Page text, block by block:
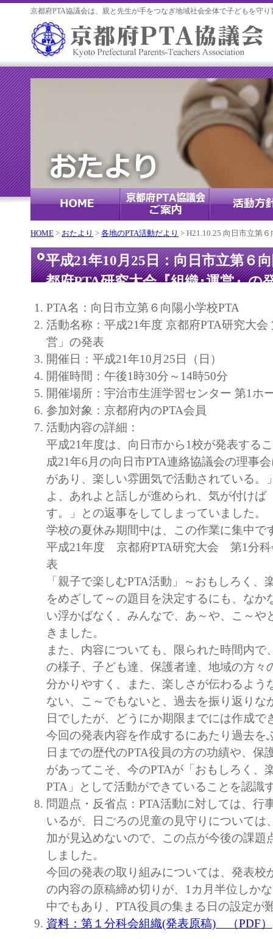
京都府PTA協議会は、親と先生が手をつなぎ地域社会全体で子どもを守
HOME > おたより > 各地のPTA活動だより > H21.10.25 向日市立第
平成21年10月25日：向日市立第６
都府PTA研究大会『組織･運営』の
PTA名：向日市立第６向陽小学校PTA
活動名称：平成21年度 京都府PTA研究大会
営」の発表
開催日：平成21年10月25日（日）
開催時間：午後1時30分～14時50分
開催場所：宇治市生涯学習センター 第1ホ
参加対象：京都府内のPTA会員
活動内容の詳細：
平成21年度は、向日市から1校が発表する
成21年6月の向日市PTA連絡協議会の理事
があり、楽しい雰囲気で活動されている。
よ、あれよと話しが進められ、気が付けば
す。」との返事をしてしまっていました。
学校の夏休み期間中は、この作業に集中で
平成21年度 京都府PTA研究大会 第1分科
表
「親子で楽しむPTA活動」～おもしろく、
をめざして～の題目を決定するにも、なか
い浮かばなく、みんなで、あ～や、こ～や
きました。
また、内容についても、限られた時間内で
の様子、子ども達、保護者達、地域の方々
分かりやすく、また、楽しさが伝わるよう
ない、こ～でもないと、過去を振り返りな
日でしたが、どうにか期限までには作成で
今回の発表内容を作成するにあたり過去を
日までの歴代のPTA役員の方の功績や、保
があってこそ、今のPTAが「おもしろく、
PTA」として活動ができていることを認識
問題点・反省点：PTA活動に対しては、行
いるが、日ごろの児童の見守りについては
加が見込めないので、この点が今後の課題
しました。
今回の発表の取り組みについては、発表校
の内容の原稿締め切りが、1カ月半位しか
中でもあり、PTA役員の集まる日の設定が
資料：第１分科会組織(発表原稿) （PDF）